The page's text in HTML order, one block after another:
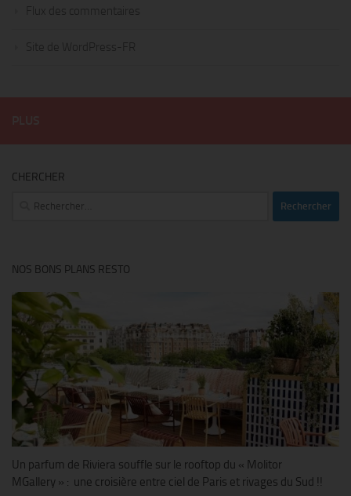
Flux des commentaires
Site de WordPress-FR
CHERCHER
Rechercher :
NOS BONS PLANS RESTO
Un parfum de Riviera souffle sur le rooftop du « Molitor
MGallery » : une croisière entre ciel de Paris et rivages du Sud !!